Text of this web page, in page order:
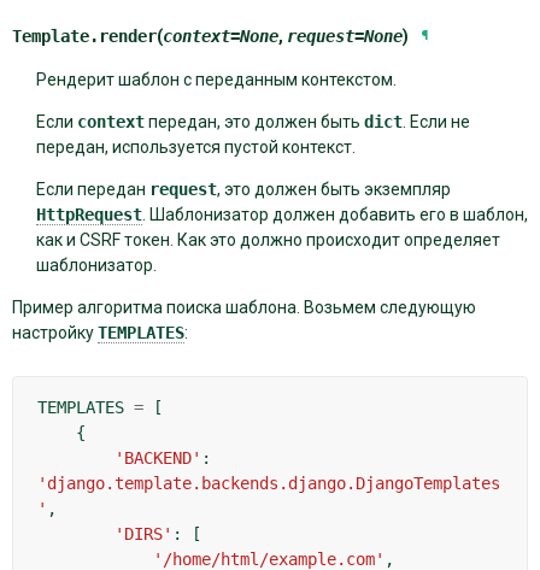
Template. render(context=None, request=None) ¶
Рендерит шаблон с переданным контекстом.
Если contextпередан, это должен быть dict. Если не
передан, используется пустой контекст.
Если передан request, это должен быть экземпляр
HttpRequest. Шаблонизатор должен добавить его в шаблон,
как и CSRF токен. Как это должно происходит определяет
шаблонизатор.
Пример алгоритма поиска шаблона. Возьмем следующую
настройкуTEMPLATES:
TEMPLATES =
[
{
'BACKEND' :
'django.template.backends.django.DjangoTemplates
' ,
'DIRS' :
[
'/home/html/example.com' ,